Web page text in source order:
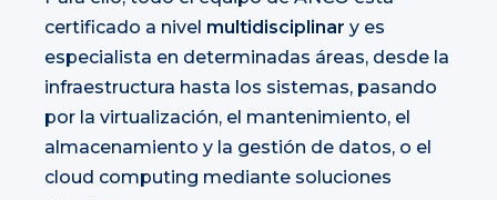
certificado a nivel multidisciplinar y es
especialista en determinadas áreas, desde la
infraestructura hasta los sistemas, pasando
por la virtualización, el mantenimiento, el
almacenamiento y la gestión de datos, o el
cloud computing mediante soluciones